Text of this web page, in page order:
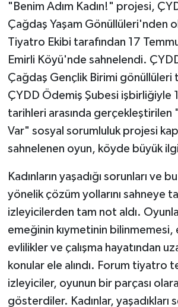
"Benim Adım Kadın!" projesi,
Çağdaş Yaşam Gönüllüleri'nden
Tiyatro Ekibi tarafından 17
Emirli Köyü'nde sahnelendi.
Çağdaş Gençlik Birimi gönüllüleri
ÇYDD Ödemiş Şubesi işbirliğiyle
tarihleri arasında gerçekleştirilen
Var" sosyal sorumluluk projesi
sahnelenen oyun, köyde büyük
Kadınların yaşadığı sorunları ve
yönelik çözüm yollarını sahneye
izleyicilerden tam not aldı.
emeğinin kıymetinin bilinmemesi,
evlilikler ve çalışma hayatından
konular ele alındı. Forum tiyatro
izleyiciler, oyunun bir parçası
gösterdiler. Kadınlar, yaşadıkları